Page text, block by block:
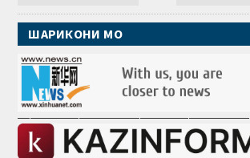
ШАРИКОНИ МО
———————————————————